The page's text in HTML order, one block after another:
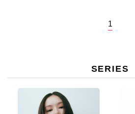
1
SERIES